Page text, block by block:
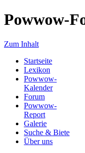
Powwow-
Zum Inhalt
Startseite
Lexikon
Powwow-
Kalender
Forum
Powwow-
Report
Galerie
Suche & Biete
Über uns